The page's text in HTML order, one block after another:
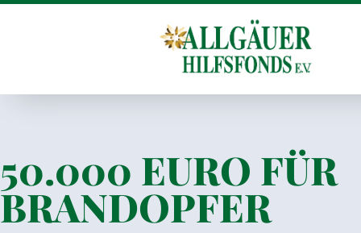
50.000 EURO FÜR
BRANDOPFER